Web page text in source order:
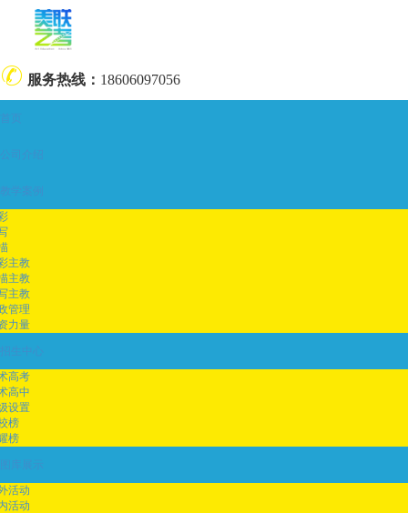
服务热线： 18606097056
首页
公司介绍
教学案例
主教
主教
主教
管理
力量
招生中心
高考
高中
设置
榜
榜
图库展示
活动
活动